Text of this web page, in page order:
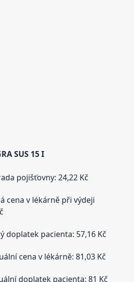
SUS 15 I
pojišťovny: 24,22 Kč
cena v lékárně při výdeji
doplatek pacienta: 57,16 Kč
cena v lékárně: 81,03 Kč
doplatek pacienta: 81 Kč